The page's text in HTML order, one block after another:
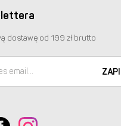
dostawę od 199 zł brutto